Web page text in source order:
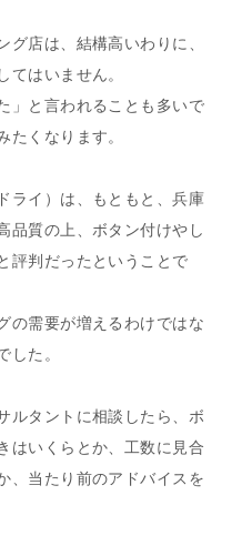
店は、結構高いわりに、
てはいません。
」と言われることも多いで
たくなります。
ライ）は、もともと、兵庫
品質の上、ボタン付けやし
評判だったということで
の需要が増えるわけではな
した。
ルタントに相談したら、ボ
はいくらとか、工数に見合
、当たり前のアドバイスを